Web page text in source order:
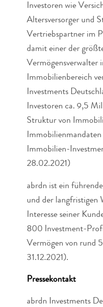
Investoren wie
Altersversorger und
Vertriebspartner im
damit einer der
Vermögensverwalter
Immobilienbereich
Investments
Investoren ca. 9,5
Struktur von
Immobilienmandaten
Immobilien-
28.02.2021)
abrdn ist ein
und der langfristigen
Interesse seiner
800 Investment-
Vermögen von rund
31.12.2021).
Pressekontakt
abrdn Investments